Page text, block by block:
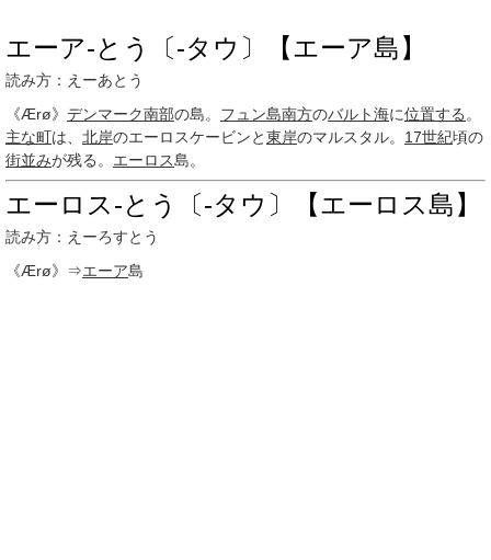
エーア‐とう〔‐タウ〕【エーア島】
読み方：えーあとう
《Ærø》 デンマーク南部の島。 フュン島南方のバルト海に位置する 。
主な町は、 北岸のエーロスケービンと東岸のマルスタル。 17世紀頃の
街並みが残る。 エーロス島。
エーロス‐とう〔‐タウ〕【エーロス島】
読み方：えーろすとう
《Ærø》⇒エーア島